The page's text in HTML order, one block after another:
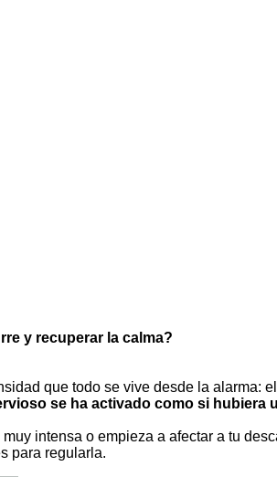
y recuperar la calma?
que todo se vive desde la
se ha activado como si hubiera
intensa o empieza a afectar a tu
para regularla.